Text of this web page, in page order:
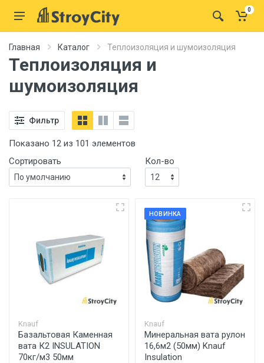
0
Главная Каталог Теплоизоляция и шумоизоляция
Теплоизоляция и
шумоизоляция
Фильтр
Показано 12 из 101 элементов
Сортировать
Кол-во
Knauf
Базальтовая Каменная
вата К2 INSULATION
70кг/м3 50мм
НОВИНКА
Knauf
Минеральная вата рулон
16,6м2 (50мм) Knauf
Insulation